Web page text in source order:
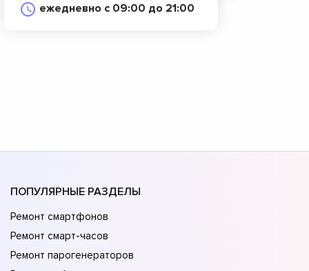
ежедневно с 09:00 до 21:00
ПОПУЛЯРНЫЕ РАЗДЕЛЫ
Ремонт смартфонов
Ремонт смарт-часов
Ремонт парогенераторов